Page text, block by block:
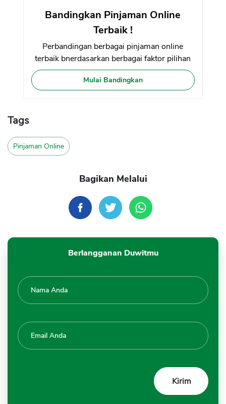
Bandingkan Pinjaman Online
Terbaik !
Perbandingan berbagai pinjaman online
terbaik bnerdasarkan berbagai faktor pilihan
Mulai Bandingkan
Tags
Pinjaman Online
Bagikan Melalui
Berlangganan Duwitmu